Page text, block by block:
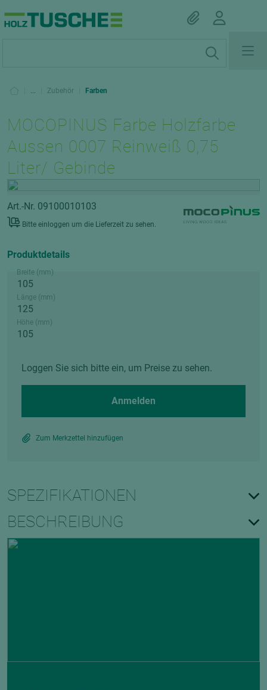
... Zubehör Farben
MOCOPINUS Farbe Holzfarbe
Aussen 0007 Reinweiß 0,75
Liter/ Gebinde
Art.-Nr. 09100010103
Bitte einloggen um die Lieferzeit zu sehen.
Produktdetails
Breite (mm)
Länge (mm)
Höhe (mm)
Loggen Sie sich bitte ein, um Preise zu sehen.
Anmelden
Zum Merkzettel hinzufügen
SPEZIFIKATIONEN
BESCHREIBUNG